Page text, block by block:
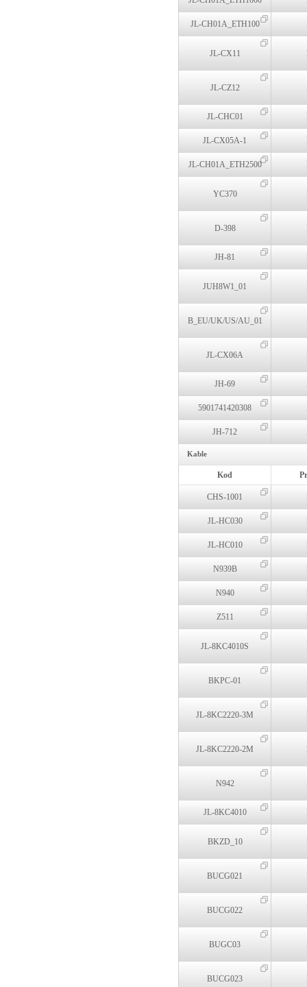
JL-CH01A_ETH100
JL-CX11
JL-CZ12
JL-CHC01
JL-CX05A-1
JL-CH01A_ETH2500
YC370
D-398
JH-81
JUH8W1_01
B_EU/UK/US/AU_01
JL-CX06A
JH-69
5901741420308
JH-712
Kable
Kod
CHS-1001
JL-HC030
JL-HC010
N939B
N940
Z511
JL-8KC4010S
BKPC-01
JL-8KC2220-3M
JL-8KC2220-2M
N942
JL-8KC4010
BKZD_10
BUCG021
BUCG022
BUGC03
BUCG023